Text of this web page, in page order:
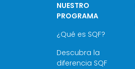
NUESTRO
PROGRAMA
¿Qué es SQF?
Descubra la
diferencia SQF